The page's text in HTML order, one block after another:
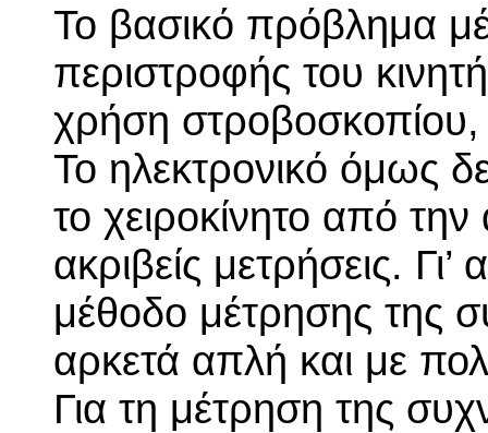
Το βασικό πρόβλημα
περιστροφής του
χρήση στροβοσκοπίου,
Το ηλεκτρονικό όμως
το χειροκίνητο από
ακριβείς μετρήσεις.
μέθοδο μέτρησης της
αρκετά απλή και με
Για τη μέτρηση της